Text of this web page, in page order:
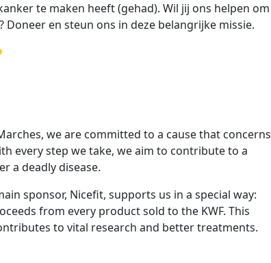
te maken heeft (gehad). Wil jij ons helpen om
Doneer en steun ons in deze belangrijke missie.
we are committed to a cause that concerns
every step we take, we aim to contribute to a
a deadly disease.
sponsor, Nicefit, supports us in a special way:
from every product sold to the KWF. This
to vital research and better treatments.